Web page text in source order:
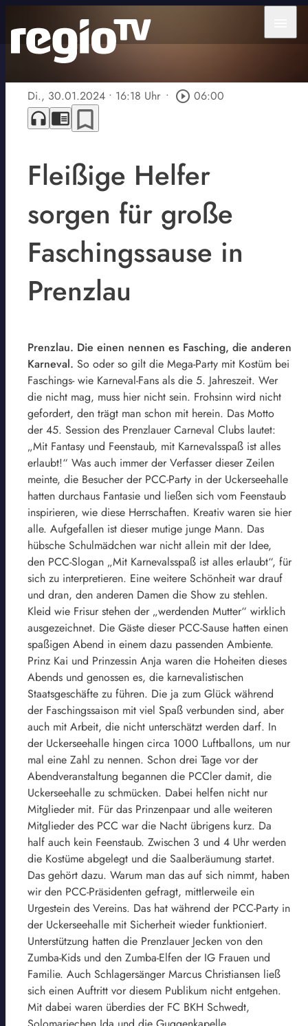
Di., 30.01.2024 • 16:18 Uhr • play_circle_outline 06:00
headphones chrome_reader_mode bookmark_border
Fleißige Helfer
sorgen für große
Faschingssause in
Prenzlau
Prenzlau. Die einen nennen es Fasching, die anderen
Karneval. So oder so gilt die Mega-Party mit Kostüm bei
Faschings- wie Karneval-Fans als die 5. Jahreszeit. Wer
die nicht mag, muss hier nicht sein. Frohsinn wird nicht
gefordert, den trägt man schon mit herein. Das Motto
der 45. Session des Prenzlauer Carneval Clubs lautet:
„Mit Fantasy und Feenstaub, mit Karnevalsspaß ist alles
erlaubt!“ Was auch immer der Verfasser dieser Zeilen
meinte, die Besucher der PCC-Party in der Uckerseehalle
hatten durchaus Fantasie und ließen sich vom Feenstaub
inspirieren, wie diese Herrschaften. Kreativ waren sie hier
alle. Aufgefallen ist dieser mutige junge Mann. Das
hübsche Schulmädchen war nicht allein mit der Idee,
den PCC-Slogan „Mit Karnevalsspaß ist alles erlaubt“, für
sich zu interpretieren. Eine weitere Schönheit war drauf
und dran, den anderen Damen die Show zu stehlen.
Kleid wie Frisur stehen der „werdenden Mutter“ wirklich
ausgezeichnet. Die Gäste dieser PCC-Sause hatten einen
spaßigen Abend in einem dazu passenden Ambiente.
Prinz Kai und Prinzessin Anja waren die Hoheiten dieses
Abends und genossen es, die karnevalistischen
Staatsgeschäfte zu führen. Die ja zum Glück während
der Faschingssaison mit viel Spaß verbunden sind, aber
auch mit Arbeit, die nicht unterschätzt werden darf. In
der Uckerseehalle hingen circa 1000 Luftballons, um nur
mal eine Zahl zu nennen. Schon drei Tage vor der
Abendveranstaltung begannen die PCCler damit, die
Uckerseehalle zu schmücken. Dabei helfen nicht nur
Mitglieder mit. Für das Prinzenpaar und alle weiteren
Mitglieder des PCC war die Nacht übrigens kurz. Da
half auch kein Feenstaub. Zwischen 3 und 4 Uhr werden
die Kostüme abgelegt und die Saalberäumung startet.
Das gehört dazu. Warum man das auf sich nimmt, haben
wir den PCC-Präsidenten gefragt, mittlerweile ein
Urgestein des Vereins. Das hat während der PCC-Party in
der Uckerseehalle mit Sicherheit wieder funktioniert.
Unterstützung hatten die Prenzlauer Jecken von den
Zumba-Kids und den Zumba-Elfen der IG Frauen und
Familie. Auch Schlagersänger Marcus Christiansen ließ
sich einen Auftritt vor diesem Publikum nicht entgehen.
Mit dabei waren überdies der FC BKH Schwedt,